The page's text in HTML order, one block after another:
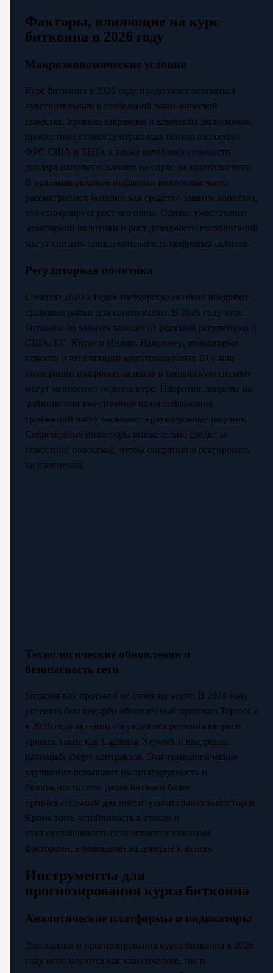
Факторы, влияющие на курс
биткоина в 2026 году
Макроэкономические условия
Курс биткоина в 2026 году продолжает оставаться
чувствительным к глобальной экономической
повестке. Уровень инфляции в ключевых экономиках,
процентные ставки центральных банков (особенно
ФРС США и ЕЦБ), а также колебания стоимости
доллара напрямую влияют на спрос на криптовалюту.
В условиях высокой инфляции инвесторы часто
рассматривают биткоин как средство защиты капитала,
что стимулирует рост его цены. Однако ужесточение
монетарной политики и рост доходности гособлигаций
могут снизить привлекательность цифровых активов.
Регуляторная политика
С начала 2020-х годов государства активно внедряют
правовые рамки для криптовалют. В 2026 году курс
биткоина во многом зависит от решений регуляторов в
США, ЕС, Китае и Индии. Например, позитивные
новости о легализации криптовалютных ETF или
интеграции цифровых активов в банковскую систему
могут мгновенно поднять курс. Напротив, запреты на
майнинг или ужесточение налогообложения
транзакций часто вызывают краткосрочные падения.
Современные инвесторы внимательно следят за
новостной повесткой, чтобы оперативно реагировать
на изменения.
Технологические обновления и
безопасность сети
Биткоин как протокол не стоит на месте. В 2024 году
успешно был внедрён обновлённый протокол Taproot, а
к 2026 году активно обсуждаются решения второго
уровня, такие как Lightning Network и внедрение
нативных смарт-контрактов. Эти технологические
улучшения повышают масштабируемость и
безопасность сети, делая биткоин более
привлекательным для институциональных инвесторов.
Кроме того, устойчивость к атакам и
отказоустойчивость сети остаются важными
факторами, влияющими на доверие к активу.
Инструменты для
прогнозирования курса биткоина
Аналитические платформы и индикаторы
Для оценки и прогнозирования курса биткоина в 2026
году используются как классические, так и